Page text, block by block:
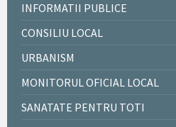
INFORMATII PUBLICE
CONSILIU LOCAL
URBANISM
MONITORUL OFICIAL LOCAL
SANATATE PENTRU TOTI